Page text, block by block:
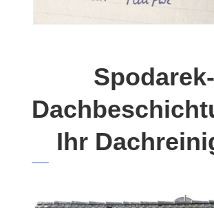
Spodarek-
Ihr